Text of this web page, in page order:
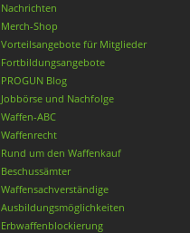
Nachrichten
Merch-Shop
Vorteilsangebote für Mitglieder
Fortbildungsangebote
PROGUN Blog
Jobbörse und Nachfolge
Waffen-ABC
Waffenrecht
Rund um den Waffenkauf
Beschussämter
Waffensachverständige
Ausbildungsmöglichkeiten
Erbwaffenblockierung